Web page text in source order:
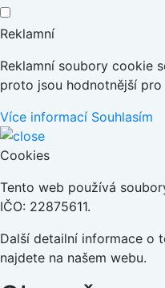
Reklamní
Reklamní soubory cookie
proto jsou hodnotnější
Více informací Souhlasím
Cookies
Tento web používá
IČO: 22875611.
Další detailní informace o
najdete na našem webu.